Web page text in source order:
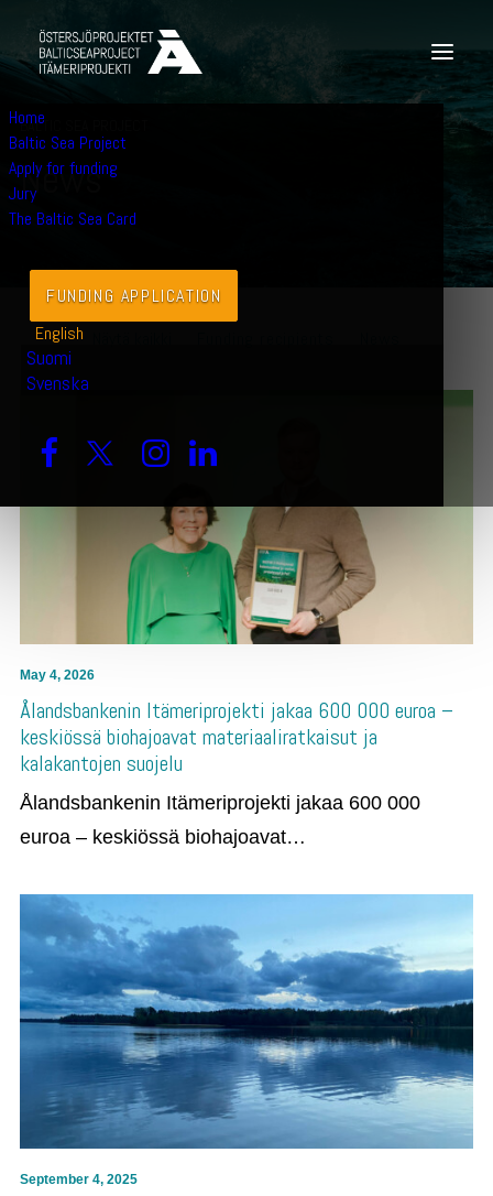
Home
Baltic Sea Project
Apply for funding
Jury
The Baltic Sea Card
FUNDING APPLICATION
English
Suomi
Svenska
BALTIC SEA PROJECT
News
May 4, 2026
Ålandsbankenin Itämeriprojekti jakaa 600 000 euroa –
keskiössä biohajoavat materiaaliratkaisut ja
kalakantojen suojelu
Ålandsbankenin Itämeriprojekti jakaa 600 000
euroa – keskiössä biohajoavat…
September 4, 2025